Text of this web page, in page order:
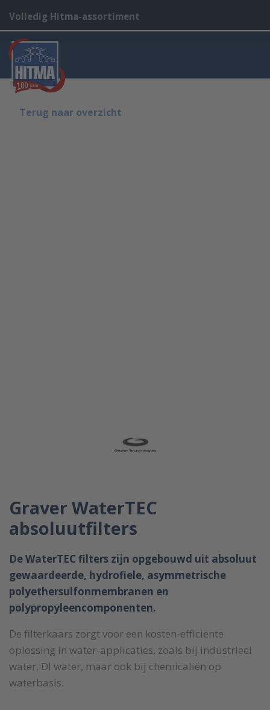
Volledig Hitma-assortiment
Terug naar overzicht
Graver WaterTEC
absoluutfilters
De WaterTEC filters zijn opgebouwd uit absoluut
gewaardeerde, hydrofiele, asymmetrische
polyethersulfonmembranen en
polypropyleencomponenten.
De filterkaars zorgt voor een kosten-efficiënte
oplossing in water-applicaties, zoals bij industrieel
water, DI water, maar ook bij chemicaliën op
waterbasis.